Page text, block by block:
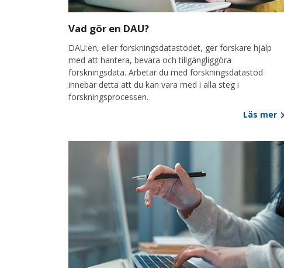
Vad gör en DAU?
DAU:en, eller forskningsdatastödet, ger forskare hjälp
med att hantera, bevara och tillgängliggöra
forskningsdata. Arbetar du med forskningsdatastöd
innebär detta att du kan vara med i alla steg i
forskningsprocessen.
Läs mer